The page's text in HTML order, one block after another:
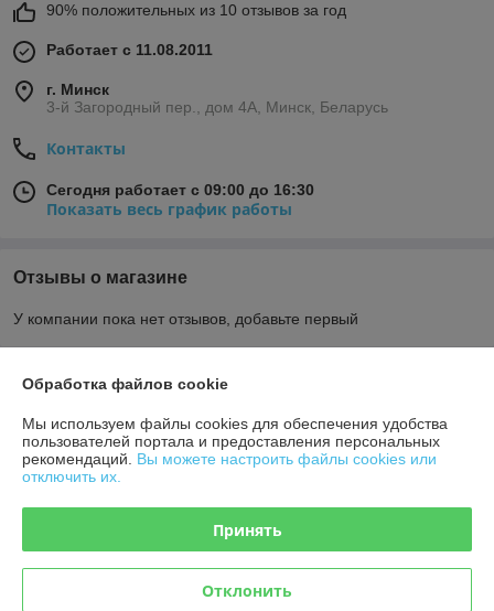
90% положительных из 10 отзывов за год
Работает с 11.08.2011
г. Минск
3-й Загородный пер., дом 4А, Минск, Беларусь
Контакты
Сегодня работает с 09:00 до 16:30
Показать весь график работы
Отзывы о магазине
У компании пока нет отзывов, добавьте первый
О нас
Контакты
Доставка и оплата
Обработка файлов cookie
Мы используем файлы cookies для обеспечения удобства
пользователей портала и предоставления персональных
рекомендаций. Вы можете настроить файлы cookies или
отключить их.
Принять
Отклонить